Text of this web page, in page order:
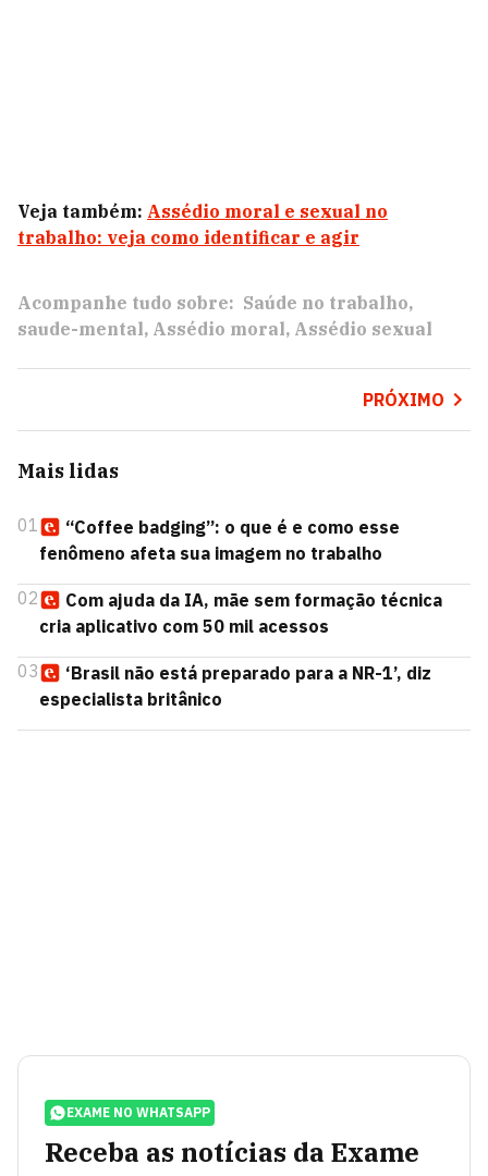
Veja também: Assédio moral e sexual no
trabalho: veja como identificar e agir
Acompanhe tudo sobre: Saúde no trabalho
saude-mental Assédio moral Assédio sexual
PRÓXIMO
Mais lidas
01
“Coffee badging”: o que é e como esse
fenômeno afeta sua imagem no trabalho
02
Com ajuda da IA, mãe sem formação técnica
cria aplicativo com 50 mil acessos
03
‘Brasil não está preparado para a NR-1’, diz
especialista britânico
EXAME NO WHATSAPP
Receba as notícias da Exame